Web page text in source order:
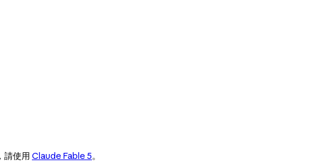
請使用 Claude Fable 5。